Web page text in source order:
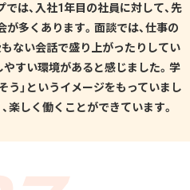
は、入社1年目の社員に対して、先
多くあります。面談では、仕事の
ない会話で盛り上がったりしてい
すい環境があると感じました。学
う」というイメージをもっていまし
楽しく働くことができています。